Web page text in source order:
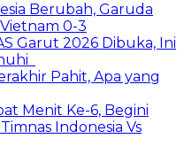
Berubah, Garuda
0-3
Garut 2026 Dibuka, Ini
Pahit, Apa yang
Menit Ke-6, Begini
Indonesia Vs